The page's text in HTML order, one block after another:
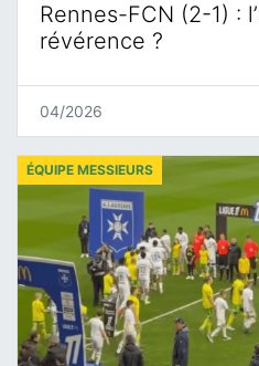
Rennes-FCN (2-1) :
révérence ?
04/2026
ÉQUIPE MESSIEURS